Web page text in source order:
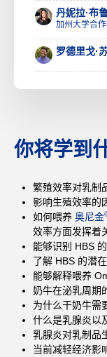
你将学到
繁殖效率对乳制
影响生殖效率的
如何喂养 奥尼金
效率方面发挥着
能够识别 HBS
了解 HBS 的潜
能够解释喂养
奶牛在泌乳周期
为什么干奶牛需
什么是乳腺炎以
乳腺炎对乳制品
当前减轻经济影
丹妮拉·布
加州大学合
罗德里戈·